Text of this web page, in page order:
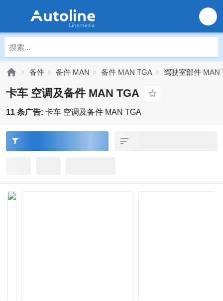
备件 备件 MAN 备件 MAN TGA 驾驶室部件 MAN
卡车 空调及备件 MAN TGA
11 条广告: 卡车 空调及备件 MAN TGA